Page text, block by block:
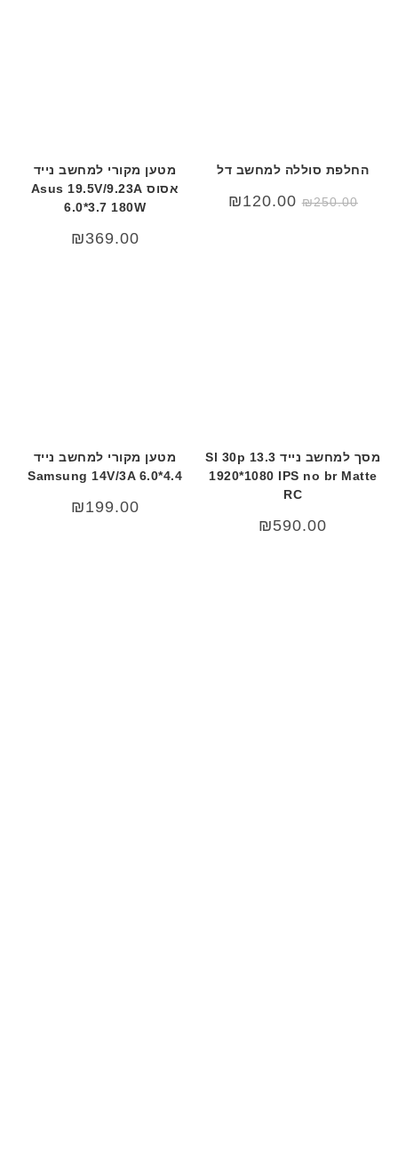
החלפת סוללה למחשב דל
₪250.00
המחיר
המקורי
₪120.00
מטען מקורי למחשב נייד
אסוס Asus 19.5V/9.23A
6.0*3.7 180W
₪369.00
מסך למחשב נייד 13.3 Sl 30p
1920*1080 IPS no br Matte
RC
₪590.00
מטען מקורי למחשב נייד
Samsung 14V/3A 6.0*4.4
₪199.00